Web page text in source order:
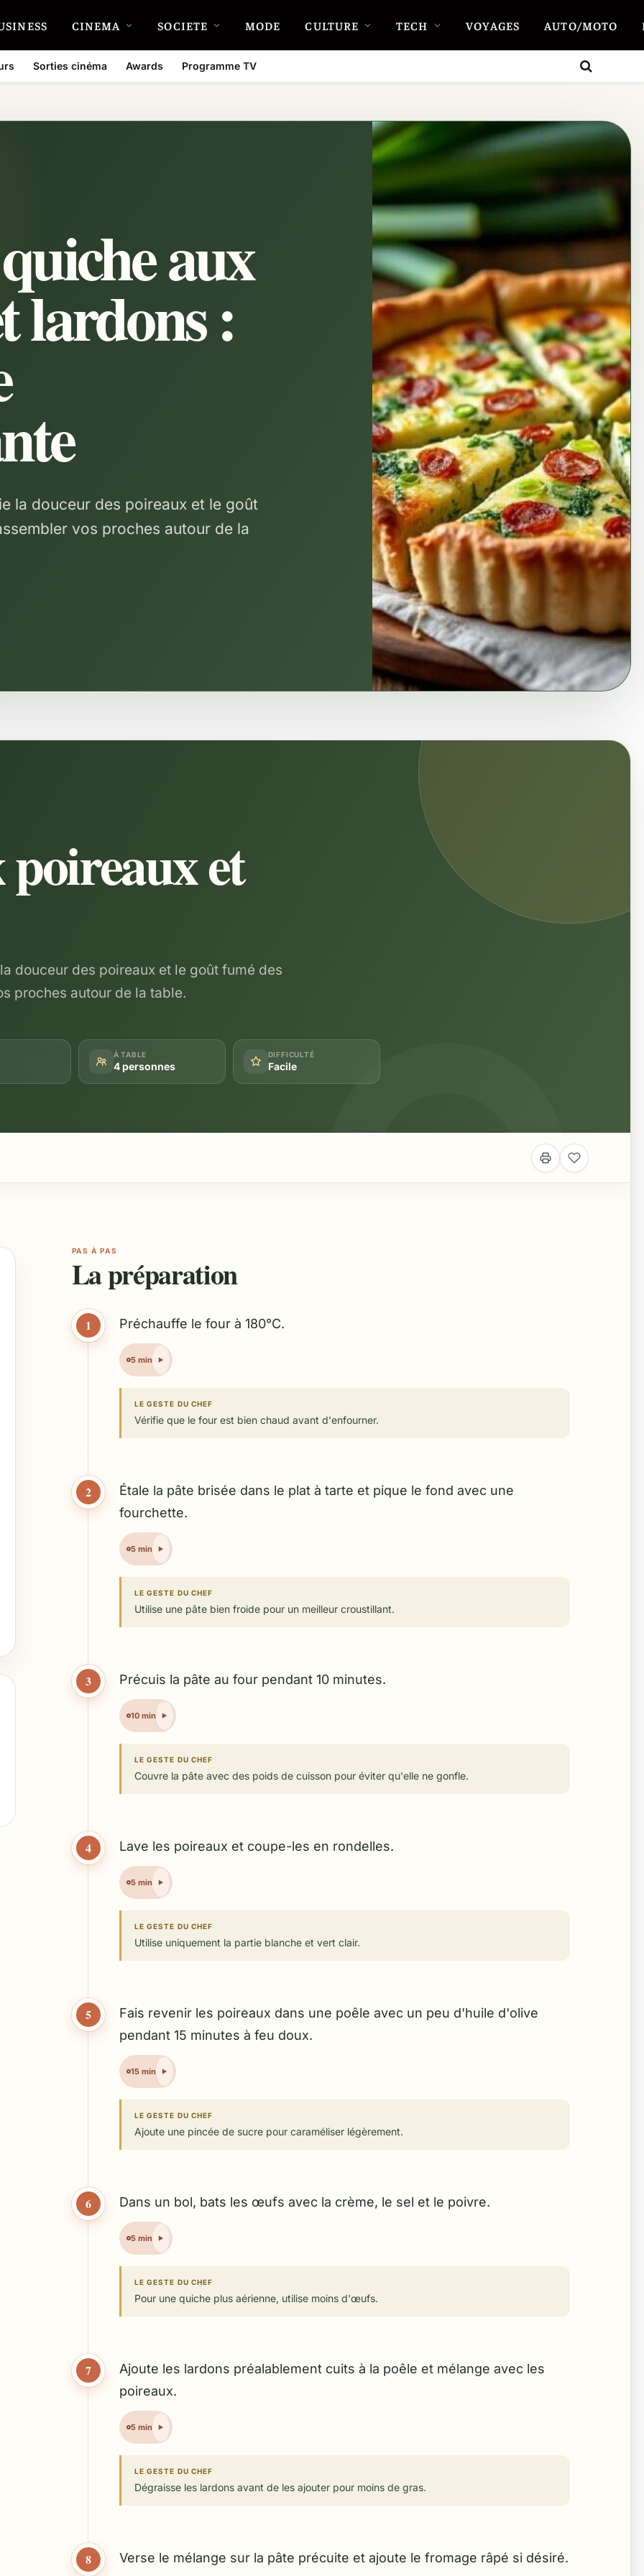
CINEMA SOCIETE MODE CULTURE TECH VOYAGES AUTO/MOTO
Sorties cinéma Awards Programme TV
aux
lardons :
la douceur des poireaux et le goût
vos proches autour de la
et
douceur des poireaux et le goût fumé des
proches autour de la table.
À TABLE
4 personnes
DIFFICULTÉ
Facile
PAS À PAS
La préparation
1 Préchauffe le four à 180°C.
5 min
LE GESTE DU CHEF
Vérifie que le four est bien chaud avant d'enfourner.
2
Étale la pâte brisée dans le plat à tarte et pique le fond avec une
fourchette.
5 min
LE GESTE DU CHEF
Utilise une pâte bien froide pour un meilleur croustillant.
3 Précuis la pâte au four pendant 10 minutes.
10 min
LE GESTE DU CHEF
Couvre la pâte avec des poids de cuisson pour éviter qu'elle ne gonfle.
4 Lave les poireaux et coupe-les en rondelles.
5 min
LE GESTE DU CHEF
Utilise uniquement la partie blanche et vert clair.
5
Fais revenir les poireaux dans une poêle avec un peu d'huile d'olive
pendant 15 minutes à feu doux.
15 min
LE GESTE DU CHEF
Ajoute une pincée de sucre pour caraméliser légèrement.
6 Dans un bol, bats les œufs avec la crème, le sel et le poivre.
5 min
LE GESTE DU CHEF
Pour une quiche plus aérienne, utilise moins d'œufs.
7
Ajoute les lardons préalablement cuits à la poêle et mélange avec les
poireaux.
5 min
LE GESTE DU CHEF
Dégraisse les lardons avant de les ajouter pour moins de gras.
8 Verse le mélange sur la pâte précuite et ajoute le fromage râpé si désiré.